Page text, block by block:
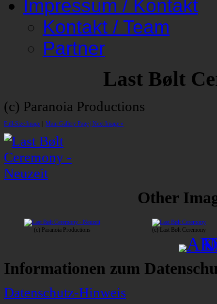
Impressum / Kontakt
Kontakt / Team
Partner
Last Bølt
(c) Paranoia Productions
Full-Size Image Main Gallery Page | Next Image »
Other
(c) Paranoia Productions (c) Last Bølt Ceremony
Informationen zum
Datenschutz-Hinweis